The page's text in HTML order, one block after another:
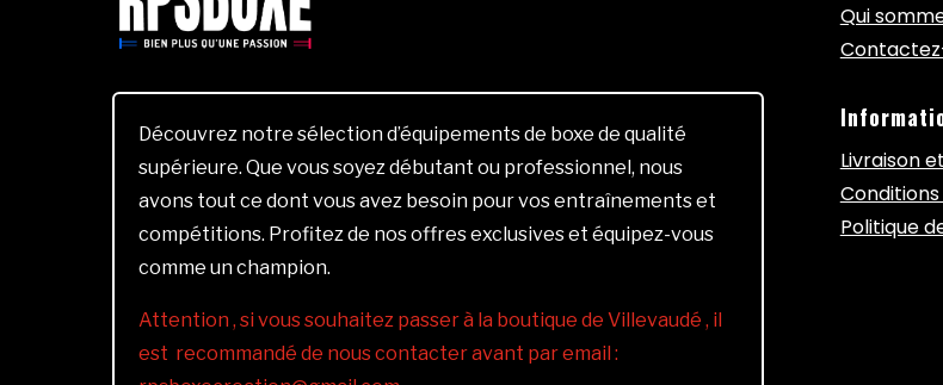
Découvrez notre sélection d’équipements de boxe de qualité
supérieure. Que vous soyez débutant ou professionnel, nous
avons tout ce dont vous avez besoin pour vos entraînements et
compétitions. Profitez de nos offres exclusives et équipez-vous
comme un champion.
Attention , si vous souhaitez passer à la boutique de Villevaudé , il
est recommandé de nous contacter avant par email :
Qui
Livraison
Politique